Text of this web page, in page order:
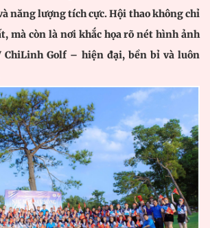
năng lượng tích cực. Hội thao không chỉ
mà còn là nơi khắc họa rõ nét hình ảnh
ChiLinh Golf – hiện đại, bền bỉ và luôn